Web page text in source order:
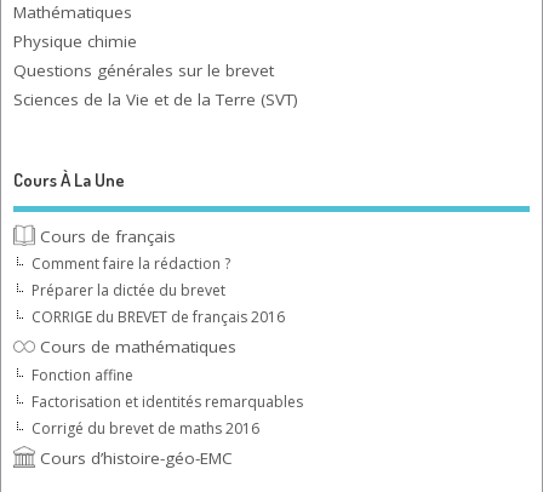
Mathématiques
Physique chimie
Questions générales sur le brevet
Sciences de la Vie et de la Terre (SVT)
Cours À La Une
Cours de français
Comment faire la rédaction ?
Préparer la dictée du brevet
CORRIGE du BREVET de français 2016
Cours de mathématiques
Fonction affine
Factorisation et identités remarquables
Corrigé du brevet de maths 2016
Cours d’histoire-géo-EMC